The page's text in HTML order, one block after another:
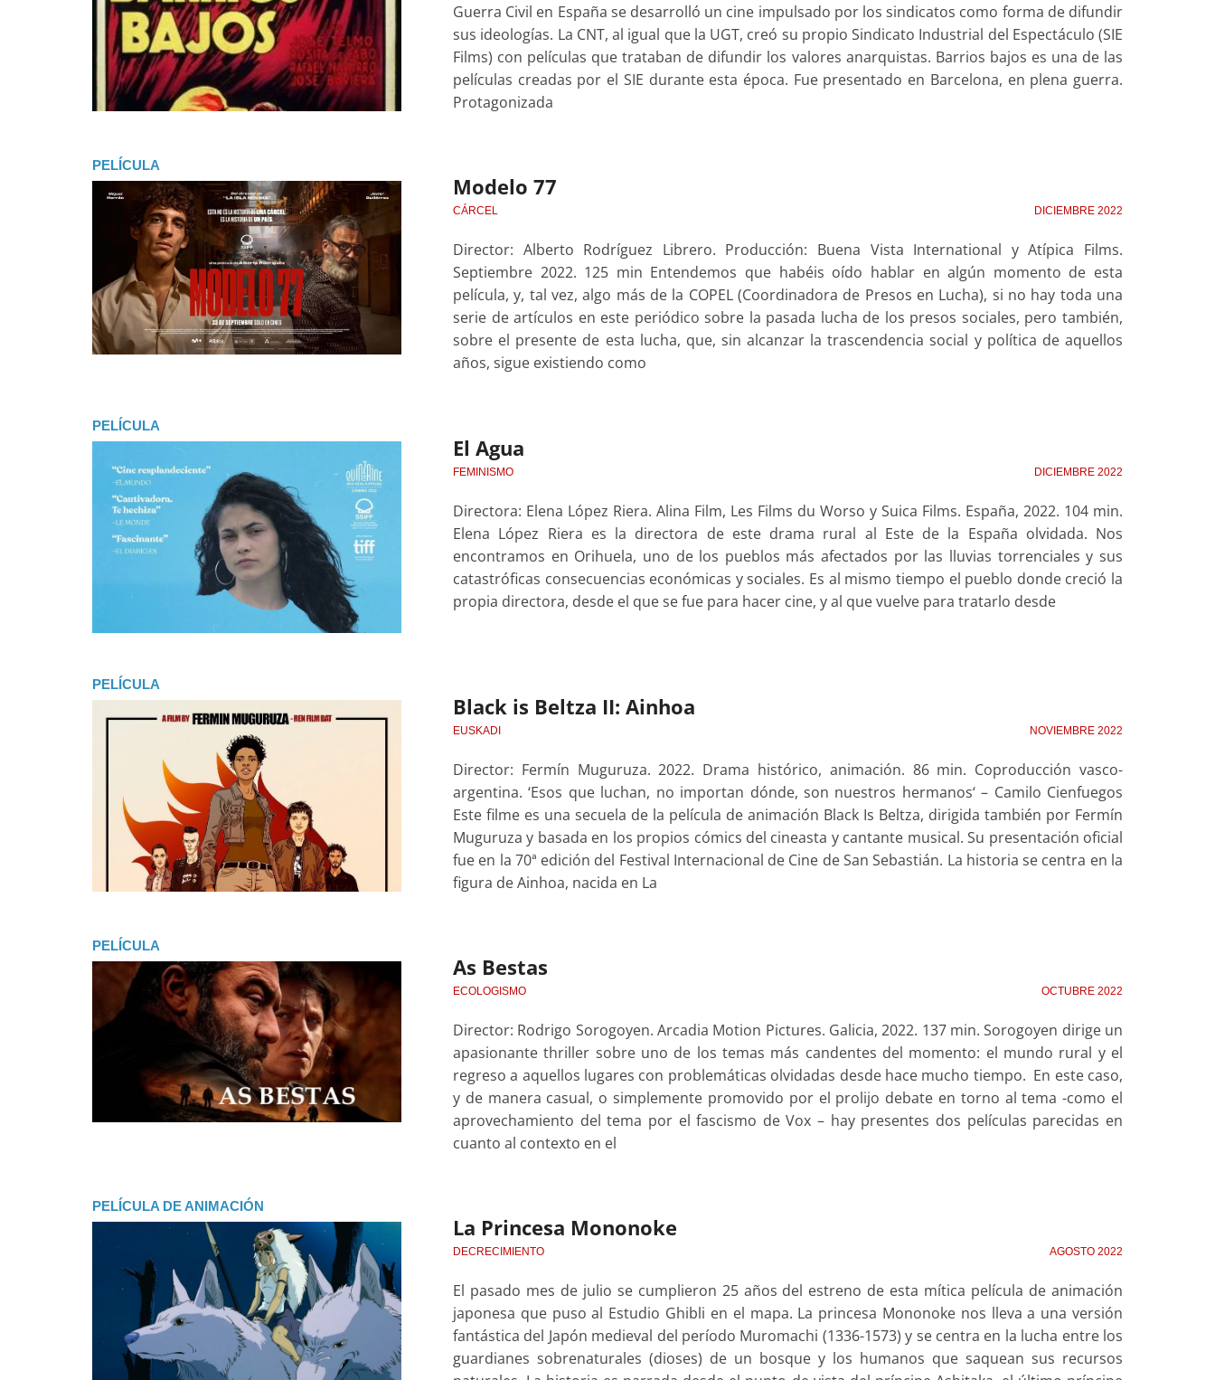
Guerra Civil en España se desarrolló un cine impulsado por los sindicatos como forma de difundir
sus ideologías. La CNT, al igual que la UGT, creó su propio Sindicato Industrial del Espectáculo (SIE
Films) con películas que trataban de difundir los valores anarquistas. Barrios bajos es una de las
películas creadas por el SIE durante esta época. Fue presentado en Barcelona, en plena guerra.
Protagonizada
PELÍCULA
Modelo 77
CÁRCEL DICIEMBRE 2022
Director: Alberto Rodríguez Librero. Producción: Buena Vista International y Atípica Films.
Septiembre 2022. 125 min Entendemos que habéis oído hablar en algún momento de esta
película, y, tal vez, algo más de la COPEL (Coordinadora de Presos en Lucha), si no hay toda una
serie de artículos en este periódico sobre la pasada lucha de los presos sociales, pero también,
sobre el presente de esta lucha, que, sin alcanzar la trascendencia social y política de aquellos
años, sigue existiendo como
PELÍCULA
El Agua
FEMINISMO DICIEMBRE 2022
Directora: Elena López Riera. Alina Film, Les Films du Worso y Suica Films. España, 2022. 104 min.
Elena López Riera es la directora de este drama rural al Este de la España olvidada. Nos
encontramos en Orihuela, uno de los pueblos más afectados por las lluvias torrenciales y sus
catastróficas consecuencias económicas y sociales. Es al mismo tiempo el pueblo donde creció la
propia directora, desde el que se fue para hacer cine, y al que vuelve para tratarlo desde
PELÍCULA
Black is Beltza II: Ainhoa
EUSKADI NOVIEMBRE 2022
Director: Fermín Muguruza. 2022. Drama histórico, animación. 86 min. Coproducción vasco-
argentina. ‘Esos que luchan, no importan dónde, son nuestros hermanos‘ – Camilo Cienfuegos
Este filme es una secuela de la película de animación Black Is Beltza, dirigida también por Fermín
Muguruza y basada en los propios cómics del cineasta y cantante musical. Su presentación oficial
fue en la 70ª edición del Festival Internacional de Cine de San Sebastián. La historia se centra en la
figura de Ainhoa, nacida en La
PELÍCULA
As Bestas
ECOLOGISMO OCTUBRE 2022
Director: Rodrigo Sorogoyen. Arcadia Motion Pictures. Galicia, 2022. 137 min. Sorogoyen dirige un
apasionante thriller sobre uno de los temas más candentes del momento: el mundo rural y el
regreso a aquellos lugares con problemáticas olvidadas desde hace mucho tiempo. En este caso,
y de manera casual, o simplemente promovido por el prolijo debate en torno al tema -como el
aprovechamiento del tema por el fascismo de Vox – hay presentes dos películas parecidas en
cuanto al contexto en el
PELÍCULA DE ANIMACIÓN
La Princesa Mononoke
DECRECIMIENTO AGOSTO 2022
El pasado mes de julio se cumplieron 25 años del estreno de esta mítica película de animación
japonesa que puso al Estudio Ghibli en el mapa. La princesa Mononoke nos lleva a una versión
fantástica del Japón medieval del período Muromachi (1336-1573) y se centra en la lucha entre los
guardianes sobrenaturales (dioses) de un bosque y los humanos que saquean sus recursos